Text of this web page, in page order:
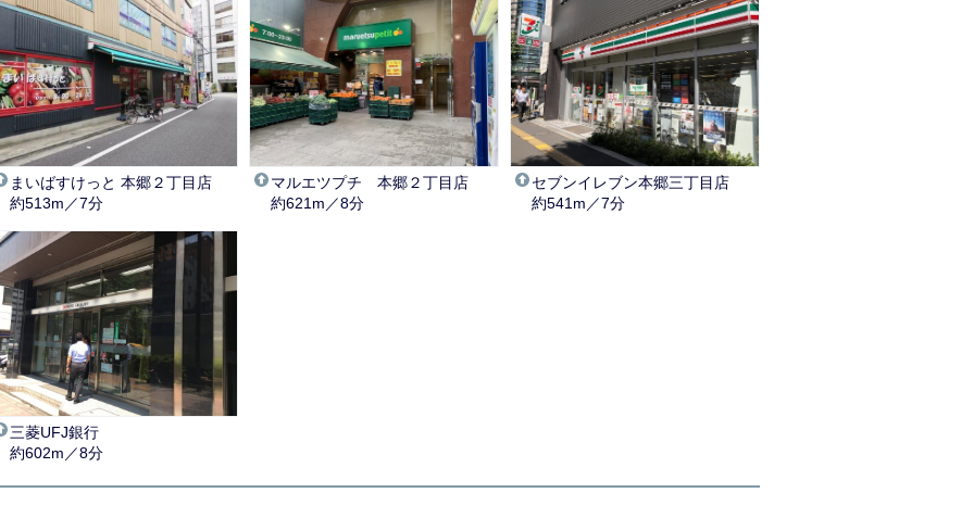
まいばすけっと 本郷２丁目店
約513m／7分
マルエツプチ 本郷２丁目店
約621m／8分
セブンイレブン本郷三丁目店
約541m／7分
三菱UFJ銀行
約602m／8分